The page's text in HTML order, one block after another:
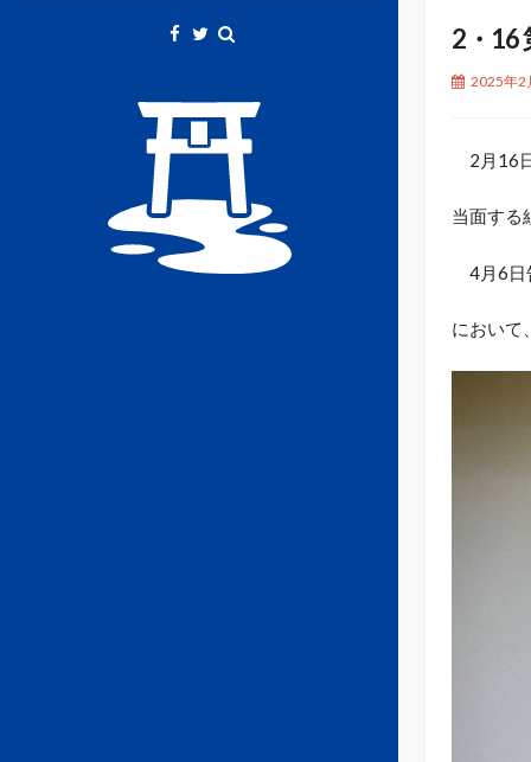
2・16
2025年2
2月16
当面する
4月6日
において